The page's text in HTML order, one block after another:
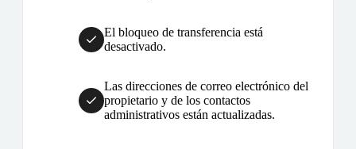
El bloqueo de transferencia está
desactivado.
Las direcciones de correo electrónico del
propietario y de los contactos
administrativos están actualizadas.